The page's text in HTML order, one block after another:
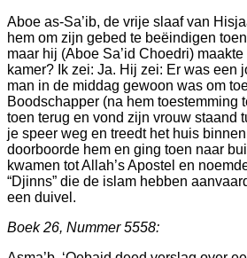
Aboe as-Sa’ib, de vrije slaaf van
hem om zijn gebed te beëindigen
maar hij (Aboe Sa’id Choedri)
kamer? Ik zei: Ja. Hij zei: Er was een
man in de middag gewoon was om
Boodschapper (na hem toestemming
toen terug en vond zijn vrouw staand
je speer weg en treedt het huis
doorboorde hem en ging toen naar
kwamen tot Allah’s Apostel en
“Djinns” die de islam hebben
een duivel.
Boek 26, Nummer 5558: